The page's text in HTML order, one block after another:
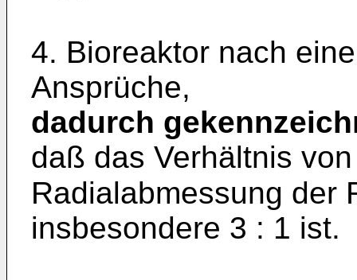
4. Bioreaktor nach
Ansprüche,
dadurch
daß das Verhältnis
Radialabmessung der
insbesondere 3 : 1 ist.